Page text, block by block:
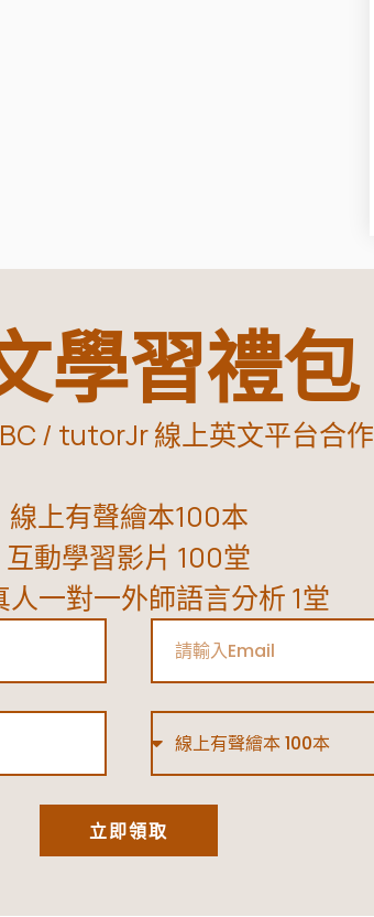
學習禮包
/ tutorJr 線上英文平台合作
線上有聲繪本100本
互動學習影片 100堂
人一對一外師語言分析 1堂
立即領取